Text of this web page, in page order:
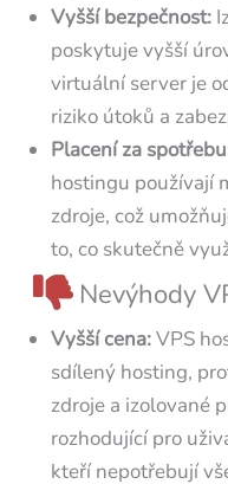
Vyšší bezpečnost:
poskytuje vyšší
virtuální server je
riziko útoků a
Placení za
hostingu používají
zdroje, což
to, co skutečně
Nevýhody
Vyšší cena:VPS
sdílený hosting,
zdroje a izolované
rozhodující pro
kteří nepotřebují